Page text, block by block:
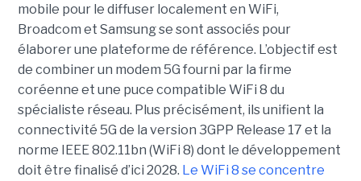
mobile pour le diffuser localement en WiFi,
Broadcom et Samsung se sont associés pour
élaborer une plateforme de référence. L’objectif est
de combiner un modem 5G fourni par la firme
coréenne et une puce compatible WiFi 8 du
spécialiste réseau. Plus précisément, ils unifient la
connectivité 5G de la version 3GPP Release 17 et la
norme IEEE 802.11bn (WiFi 8) dont le développement
doit être finalisé d’ici 2028. Le WiFi 8 se concentre